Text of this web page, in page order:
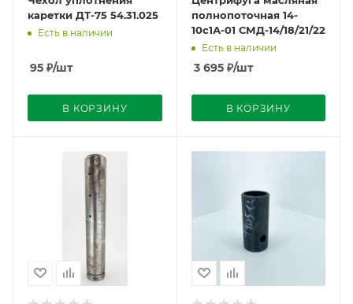
каретки ДТ-75 54.31.025
Есть в наличии
95 ₽/шт
В КОРЗИНУ
полнопоточная 14-
10с1А-01 СМД-14/18/21/22
Есть в наличии
3 695₽/шт
В КОРЗИНУ